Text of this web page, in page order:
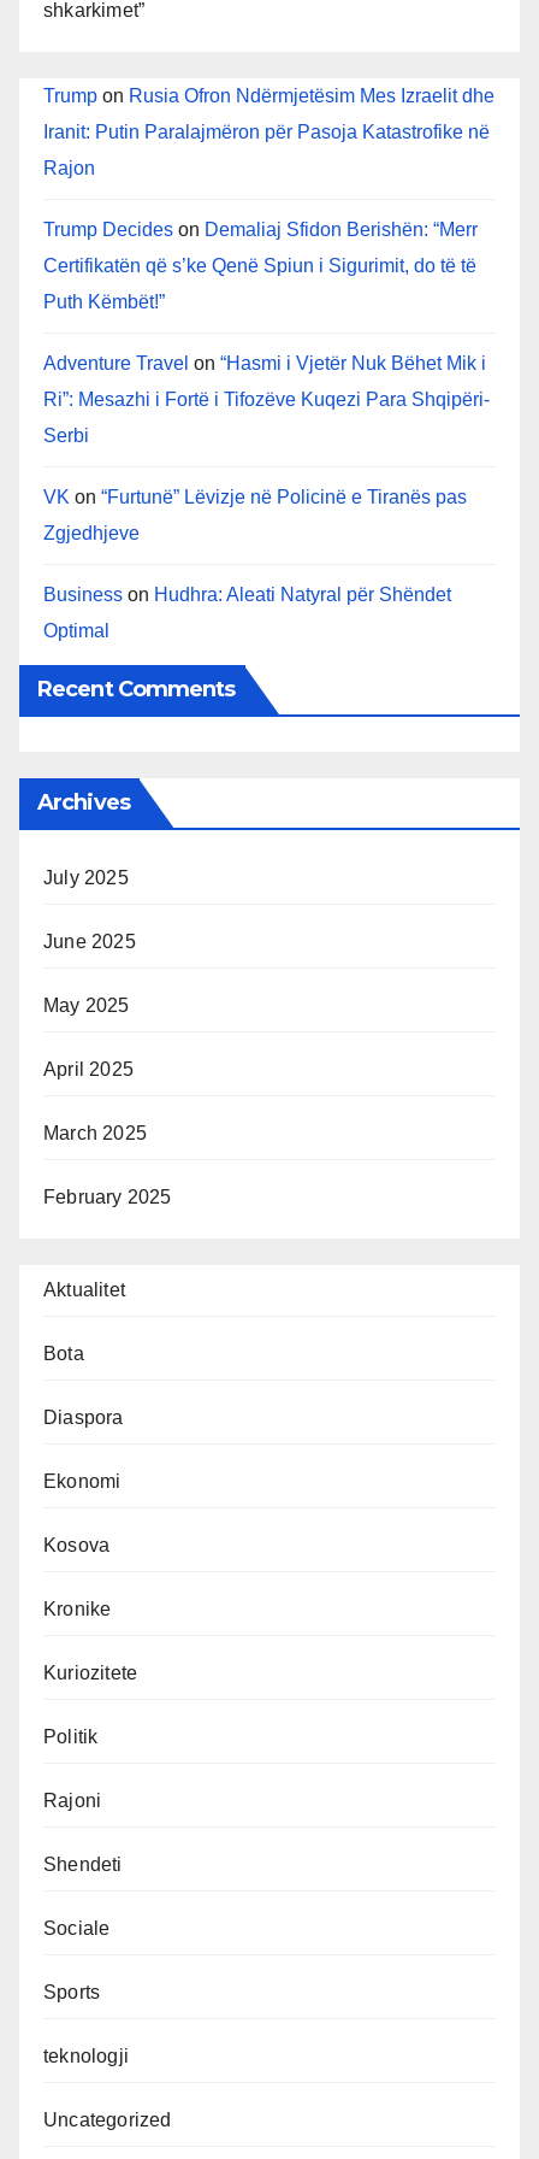
shkarkimet”
Trump on Rusia Ofron Ndërmjetësim Mes Izraelit dhe
Iranit: Putin Paralajmëron për Pasoja Katastrofike në
Rajon
Trump Decides on Demaliaj Sfidon Berishën: “Merr
Certifikatën që s’ke Qenë Spiun i Sigurimit, do të të
Puth Këmbët!”
Adventure Travel on “Hasmi i Vjetër Nuk Bëhet Mik i
Ri”: Mesazhi i Fortë i Tifozëve Kuqezi Para Shqipëri-
Serbi
VK on “Furtunë” Lëvizje në Policinë e Tiranës pas
Zgjedhjeve
Business on Hudhra: Aleati Natyral për Shëndet
Optimal
Recent Comments
Archives
July 2025
June 2025
May 2025
April 2025
March 2025
February 2025
Aktualitet
Bota
Diaspora
Ekonomi
Kosova
Kronike
Kuriozitete
Politik
Rajoni
Shendeti
Sociale
Sports
teknologji
Uncategorized